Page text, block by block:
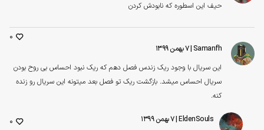
حیف این اسطوره که نابودش کردن
Samanfh| ۷ بهمن ۱۳۹۹
این سریال با وجود ریک زندس فصل دهم که ریک نبود احساس بی روح بودن
سریال احساس میشد. بازگشت ریک تو فصل بعد میتونه این سریال رو زنده
کنه.
0
EldenSouls| ۷ بهمن ۱۳۹۹
0